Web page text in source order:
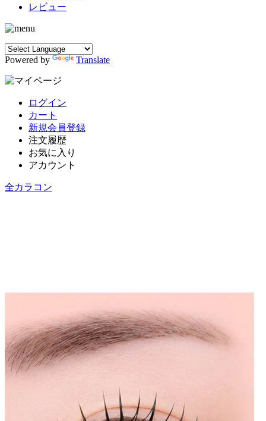
レビュー
Powered by Translate
ログイン
カート
新規会員登録
注文履歴
お気に入り
アカウント
全カラコン